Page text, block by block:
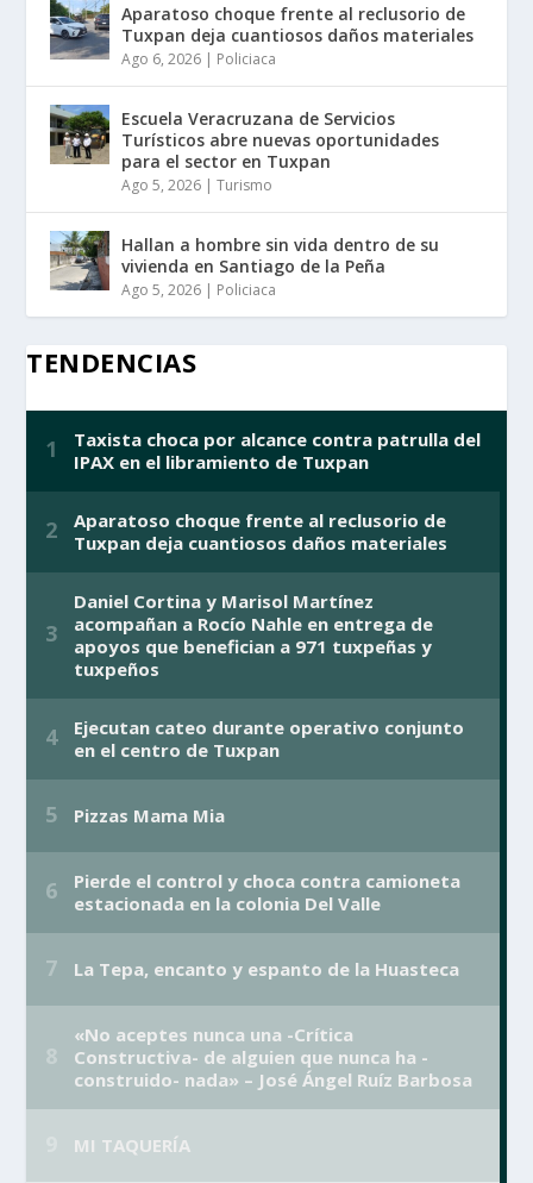
Aparatoso choque frente al reclusorio de
Tuxpan deja cuantiosos daños materiales
Ago 6, 2026 | Policiaca
Escuela Veracruzana de Servicios
Turísticos abre nuevas oportunidades
para el sector en Tuxpan
Ago 5, 2026 |Turismo
Hallan a hombre sin vida dentro de su
vivienda en Santiago de la Peña
Ago 5, 2026 | Policiaca
TENDENCIAS